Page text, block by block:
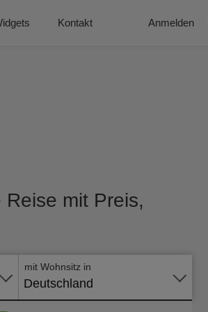
Kontakt Anmelden
mit Preis,
mit Wohnsitz in
Deutschland